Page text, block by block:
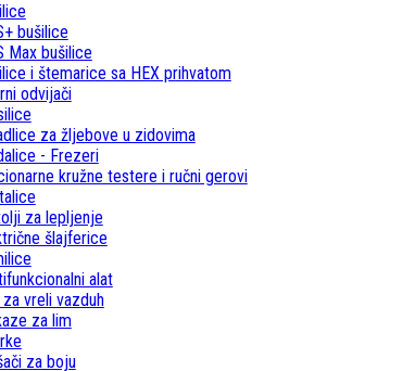
bušilice
Max bušilice
i štemarice sa HEX prihvatom
odvijači
za žljebove u zidovima
- Frezeri
kružne testere i ručni gerovi
za lepljenje
šlajferice
alat
za vreli vazduh
za lim
za boju